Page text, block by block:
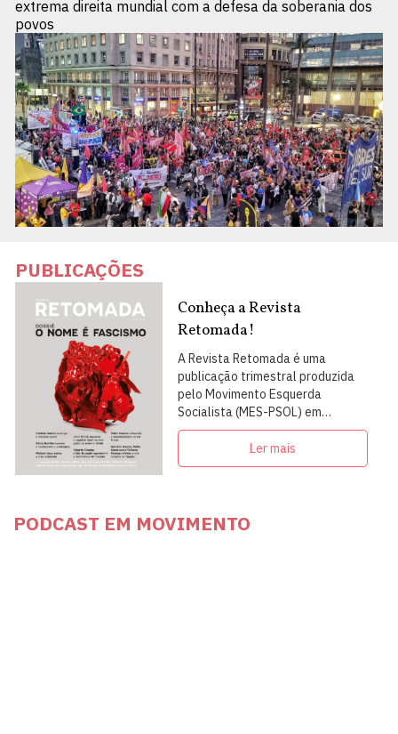
extrema direita mundial com a defesa da soberania dos
povos
PUBLICAÇÕES
Conheça a Revista
Retomada!
A Revista Retomada é uma
publicação trimestral produzida
pelo Movimento Esquerda
Socialista (MES-PSOL) em
articulação com intelectuais,
militantes e artistas
Ler mais
PODCAST EM MOVIMENTO